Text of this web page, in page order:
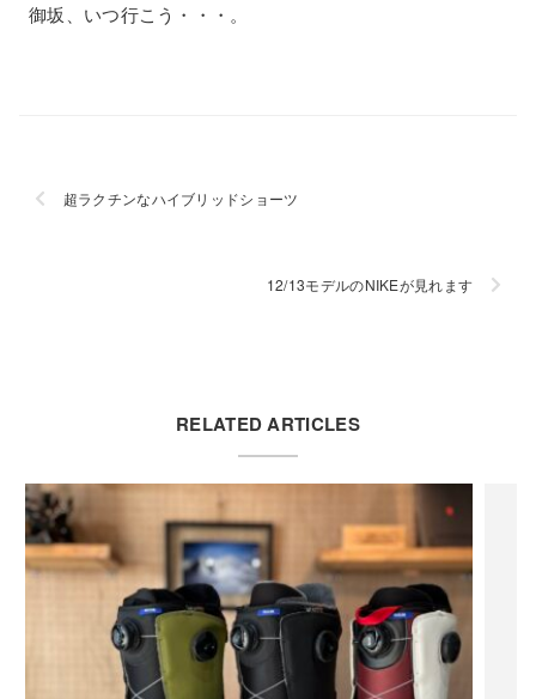
御坂、いつ行こう・・・。
超ラクチンなハイブリッドショーツ
12/13モデルのNIKEが見れます
RELATED ARTICLES